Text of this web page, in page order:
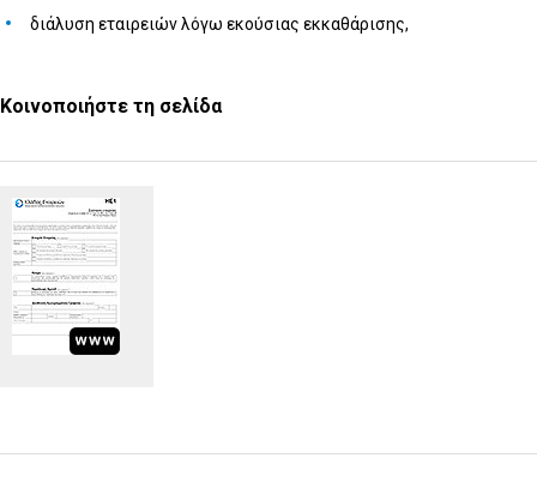
διάλυση εταιρειών λόγω εκούσιας εκκαθάρισης,
Κοινοποιήστε τη σελίδα